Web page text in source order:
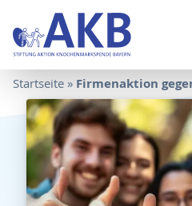
Startseite » Firmenaktion